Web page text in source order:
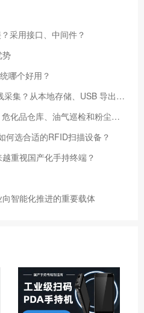
采用接口、中间件？
势
哪个好用？
PDA 手持机能不能只走离线采集？从本地存储、USB 导出到内网同步的落地方案
防爆PDA手持终端怎么选？危化品仓库、油气巡检和粉尘车间的选型要点
何选合适的RFID扫描设备？
重视国产化手持终端？
智能化推进的重要载体